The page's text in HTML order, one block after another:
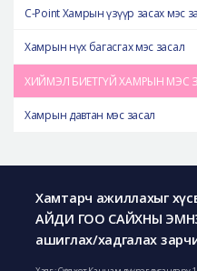
C-Point Хамрын үзүүр засах мэс
Хамрын нүх багасгах мэс засал
ХИЙМЭЛ БИЕТГҮЙ ХАМРЫН МЭС
Хамрын давтан мэс засал
Хамтарч ажиллахыг
АЙДИ ГОО САЙХНЫ
ашиглах/хадгалах